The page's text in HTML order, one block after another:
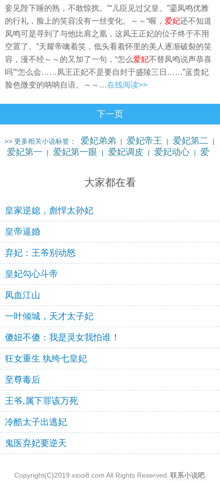
妾见陛下睡的熟，不敢惊扰。”“儿臣见过父皇。”鎏凤鸣优雅
的行礼，脸上的笑容没有一丝变化。～～“喔， 爱妃还不知道
凤鸣可是寻到了与他比肩之凰，这凤王正妃的位子终于不用
空置了。”天耀帝噙着笑，低头看着怀里的美人逐渐破裂的笑
容，漫不经～～的又加了一句，“怎么爱妃不替凤鸣说声恭喜
吗”“怎么会……凤王正妃不是要自封于盛陵三日……”蓝贵妃
脸色微变的呐呐自语。～～…在线阅读>>
下一页
>> 更多相关小说标签： 爱妃弟弟 | 爱妃帝王 | 爱妃第二 |
爱妃第一 | 爱妃第一眼 | 爱妃调皮 | 爱妃动心 |
爱
大家都在看
皇家逆媳，彪悍太孙妃
皇帝逼婚
弃妃：王爷别动怒
皇妃勾心斗帝
凤血江山
一叶倾城，天才太子妃
傻妞不傻：我是灵女我怕谁！
狂女重生 纨绔七皇妃
至尊毒后
王爷,属下罪该万死
冷酷太子出逃妃
鬼医弃妃要逆天
Copyright(C)2019 xsxs8.com All Rights Reserved. 联系小说吧